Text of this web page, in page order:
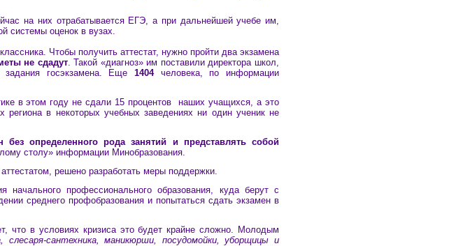
на них отрабатывается ЕГЭ, а при дальнейшей учебе им,
системы оценок в вузах.
Чтобы получить аттестат, нужно пройти два экзамена
не сдадут. Такой «диагноз» им поставили директора школ,
задания госэкзамена. Еще 1404 человека, по информации
в этом году не сдали 15 процентов наших учащихся, а это
в некоторых учебных заведениях ни один ученик не
определенного рода занятий и представлять собой
столу» информации Минобразования.
решено разработать меры поддержки.
профессионального образования, куда берут с
среднего профобразования и попытаться сдать экзамен в
что в условиях кризиса это будет крайне сложно. Молодым
слесаря-сантехника, маникюрши, посудомойки, уборщицы и